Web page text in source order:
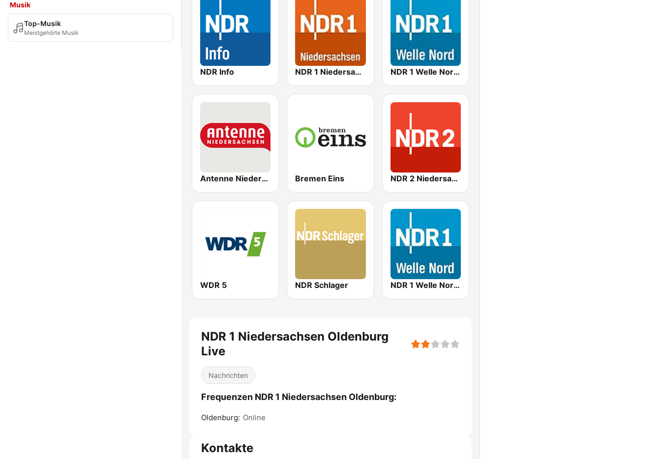
Musik
Top-Musik
Meistgehörte Musik
NDR Info NDR 1 Niedersachsen Braunschweig NDR 1 Welle Nord Flensburg
Antenne Niedersachsen Bremen Eins NDR 2 Niedersachsen
WDR 5 NDR Schlager NDR 1 Welle Nord - Kiel
NDR 1 Niedersachsen Oldenburg
Live
Nachrichten
Frequenzen NDR 1 Niedersachsen Oldenburg:
Oldenburg: Online
Kontakte